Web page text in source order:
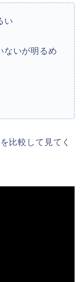
い
ないが明るめ
比較して見てく